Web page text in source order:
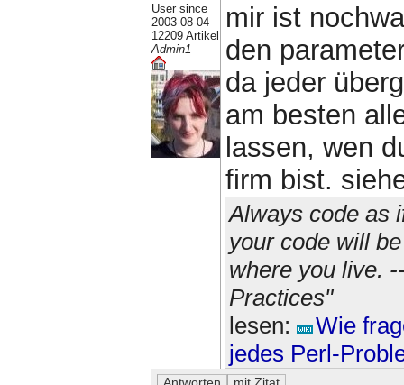
User since
2003-08-04
12209 Artikel
Admin1
mir ist
den
da jeder
am besten
lassen, wen
firm bist.
Always code as
your code will
where you live.
Practices"
lesen:
Wie
jedes Perl-